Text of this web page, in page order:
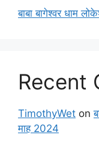
बाबा बागेश्वर धाम
Recent
TimothyWet on
माह 2024